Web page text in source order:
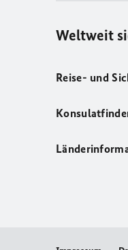
Weltweit
Reise- und